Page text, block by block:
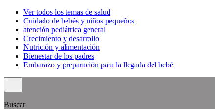
Ver todos los temas de salud
Cuidado de bebés y niños pequeños
atención pediátrica general
Crecimiento y desarrollo
Nutrición y alimentación
Bienestar de los padres
Embarazo y preparación para la llegada del bebé
Buscar